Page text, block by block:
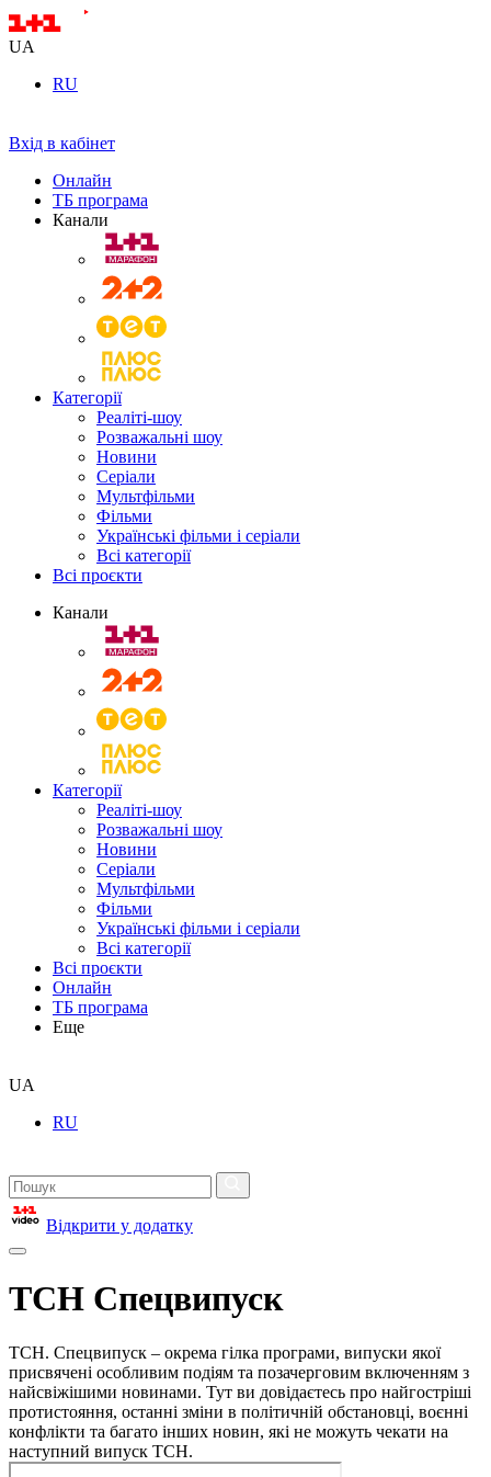
UA
RU
Вхід в кабінет
Онлайн
ТБ програма
Канали
Категорії
Реаліті-шоу
Розважальні шоу
Новини
Серіали
Мультфільми
Фільми
Українські фільми і серіали
Всі категорії
Всі проєкти
Канали
Категорії
Реаліті-шоу
Розважальні шоу
Новини
Серіали
Мультфільми
Фільми
Українські фільми і серіали
Всі категорії
Всі проєкти
Онлайн
ТБ програма
Еще
UA
RU
Відкрити у додатку
ТСН Спецвипуск
ТСН. Спецвипуск – окрема гілка програми, випуски якої
присвячені особливим подіям та позачерговим включенням з
найсвіжішими новинами. Тут ви довідаєтесь про найгостріші
протистояння, останні зміни в політичній обстановці, воєнні
конфлікти та багато інших новин, які не можуть чекати на
наступний випуск ТСН.